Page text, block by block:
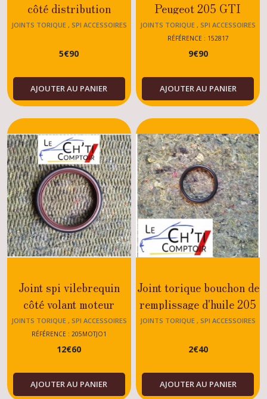
côté distribution
Peugeot 205
XU
JOINTS TORIQUE , SPI ACCESSOIRES
5€90
AJOUTER AU PANIER
Peugeot 205 GTI
/CTI/XU/TU/
JOINTS TORIQUE , SPI ACCESSOIRES
MOTEUR 205
RÉFÉRENCE : 152817
9€90
AJOUTER AU PANIER
Joint spi vilebrequin
côté volant moteur
Peugeot 205
GTI/DIESEL/DTRUBO
JOINTS TORIQUE , SPI ACCESSOIRES
MOTEUR 205
RÉFÉRENCE : 205MOTJO1
12€60
AJOUTER AU PANIER
Joint torique bouchon de
remplissage d'huile 205
GTI / CTI
JOINTS TORIQUE , SPI ACCESSOIRES
2€40
AJOUTER AU PANIER